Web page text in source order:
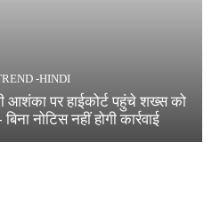
-HINDI
पर हाईकोर्ट पहुंचे शख्स को
नोटिस नहीं होगी कार्रवाई